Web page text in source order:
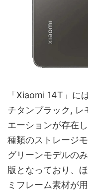
「Xiaomi 14T」に
チタンブラック, レ
エーションが存在し
種類のストレージ
グリーンモデルのみ
版となっており、
ミフレーム素材が